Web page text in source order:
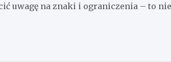
uwagę na znaki i ograniczenia – to